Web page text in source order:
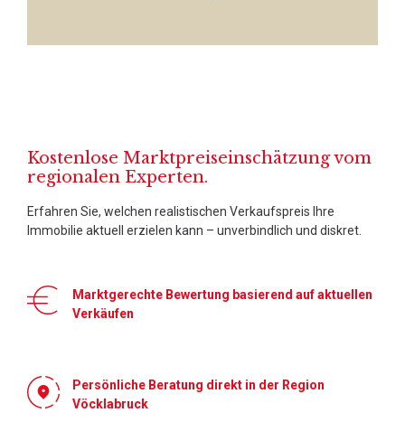
Kostenlose Marktpreiseinschätzung vom
regionalen Experten.
Erfahren Sie, welchen realistischen Verkaufspreis Ihre
Immobilie aktuell erzielen kann – unverbindlich und diskret.
Marktgerechte Bewertung basierend auf aktuellen
Verkäufen
Persönliche Beratung direkt in der Region
Vöcklabruck